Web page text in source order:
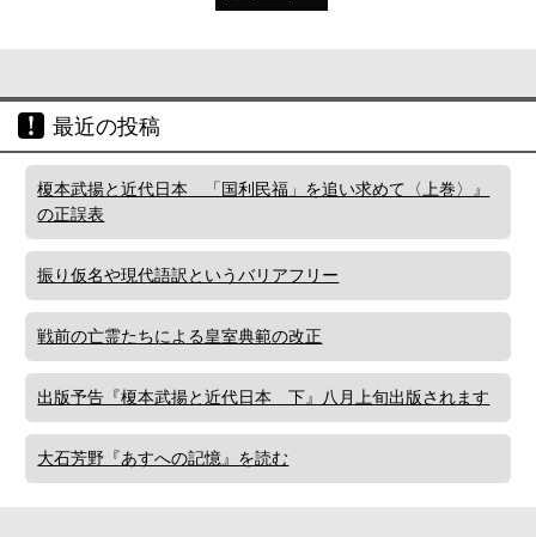
最近の投稿
榎本武揚と近代日本 「国利民福」を追い求めて〈上巻〉』
の正誤表
振り仮名や現代語訳というバリアフリー
戦前の亡霊たちによる皇室典範の改正
出版予告『榎本武揚と近代日本 下』八月上旬出版されます
大石芳野『あすへの記憶』を読む